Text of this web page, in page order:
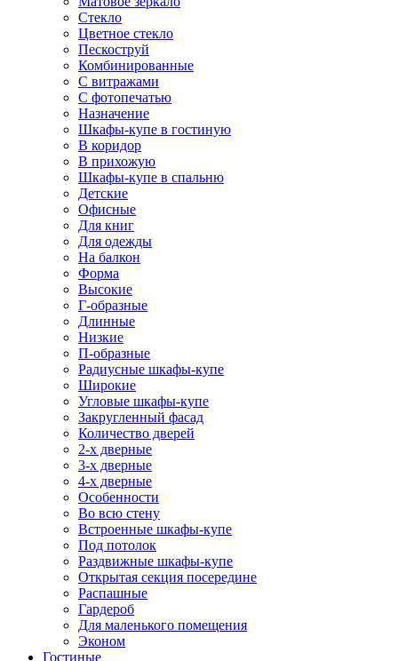
Стекло
Цветное стекло
Пескоструй
Комбинированные
С витражами
С фотопечатью
Назначение
Шкафы-купе в гостиную
В коридор
В прихожую
Шкафы-купе в спальню
Детские
Офисные
Для книг
Для одежды
На балкон
Форма
Высокие
Г-образные
Длинные
Низкие
П-образные
Радиусные шкафы-купе
Широкие
Угловые шкафы-купе
Закругленный фасад
Количество дверей
2-х дверные
3-х дверные
4-х дверные
Особенности
Во всю стену
Встроенные шкафы-купе
Под потолок
Раздвижные шкафы-купе
Открытая секция посередине
Распашные
Гардероб
Для маленького помещения
Эконом
Гостиные